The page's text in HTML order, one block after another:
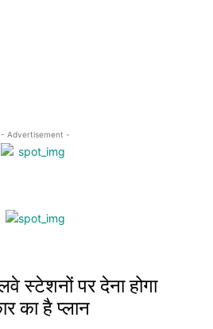
- Advertisement -